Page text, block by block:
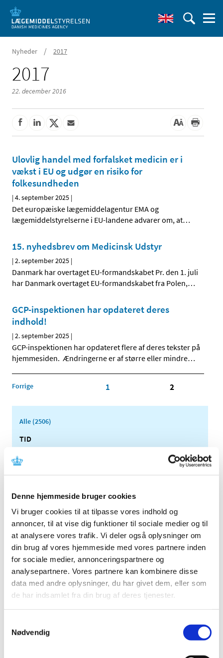
Denne hjemmeside bruger cookies
Vi bruger cookies til at tilpasse vores indhold og
annoncer, til at vise dig funktioner til sociale medier og til
at analysere vores trafik. Vi deler også oplysninger om
din brug af vores hjemmeside med vores partnere inden
for sociale medier, annonceringspartnere og
analysepartnere. Vores partnere kan kombinere disse
data med andre oplysninger, du har givet dem, eller som
de har indsamlet fra din brug af deres tjenester.
Nødvendig
Nyheder / 2017
2017
22. december 2016
Ulovlig handel med forfalsket medicin er i
vækst i EU og udgør en risiko for
folkesundheden
|4. september 2025 |
Det europæiske lægemiddelagentur EMA og
lægemiddelstyrelserne i EU-landene advarer om, at…
15. nyhedsbrev om Medicinsk Udstyr
|2. september 2025 |
Danmark har overtaget EU-formandskabet Pr. den 1. juli
har Danmark overtaget EU-formandskabet fra Polen,…
GCP-inspektionen har opdateret deres
indhold!
|2. september 2025 |
GCP-inspektionen har opdateret flere af deres tekster på
hjemmesiden. Ændringerne er af større eller mindre…
Forrige 1 2
Alle (2506)
TID
2025 (158)
november (20)
september (23)
august (8)
juli (11)
juni (11)
maj (11)
april (5)
marts (13)
februar (11)
2024 (224)